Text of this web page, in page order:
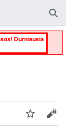
Durniausia
Stebėti
Keisti